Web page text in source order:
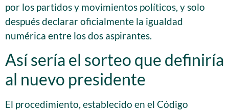
por los partidos y movimientos políticos, y solo
después declarar oficialmente la igualdad
numérica entre los dos aspirantes.
Así sería el sorteo que definiría
al nuevo presidente
El procedimiento, establecido en el Código